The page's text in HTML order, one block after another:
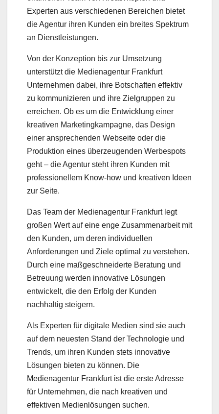
Experten aus verschiedenen Bereichen bietet
die Agentur ihren Kunden ein breites Spektrum
an Dienstleistungen.
Von der Konzeption bis zur Umsetzung
unterstützt die Medienagentur Frankfurt
Unternehmen dabei, ihre Botschaften effektiv
zu kommunizieren und ihre Zielgruppen zu
erreichen. Ob es um die Entwicklung einer
kreativen Marketingkampagne, das Design
einer ansprechenden Webseite oder die
Produktion eines überzeugenden Werbespots
geht – die Agentur steht ihren Kunden mit
professionellem Know-how und kreativen Ideen
zur Seite.
Das Team der Medienagentur Frankfurt legt
großen Wert auf eine enge Zusammenarbeit mit
den Kunden, um deren individuellen
Anforderungen und Ziele optimal zu verstehen.
Durch eine maßgeschneiderte Beratung und
Betreuung werden innovative Lösungen
entwickelt, die den Erfolg der Kunden
nachhaltig steigern.
Als Experten für digitale Medien sind sie auch
auf dem neuesten Stand der Technologie und
Trends, um ihren Kunden stets innovative
Lösungen bieten zu können. Die
Medienagentur Frankfurt ist die erste Adresse
für Unternehmen, die nach kreativen und
effektiven Medienlösungen suchen.